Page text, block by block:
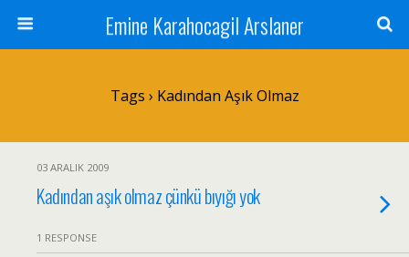
Emine Karahocagil Arslaner
Tags › Kadından Aşık Olmaz
03 ARALIK 2009
Kadından aşık olmaz çünkü bıyığı yok
1 RESPONSE